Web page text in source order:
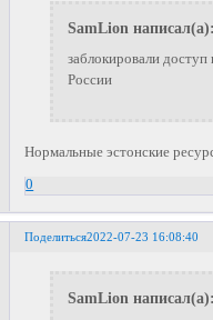
SamLion
заблокировали
России
Нормальные эстонские
0
Поделиться2022-07-23 16:08:40
SamLion